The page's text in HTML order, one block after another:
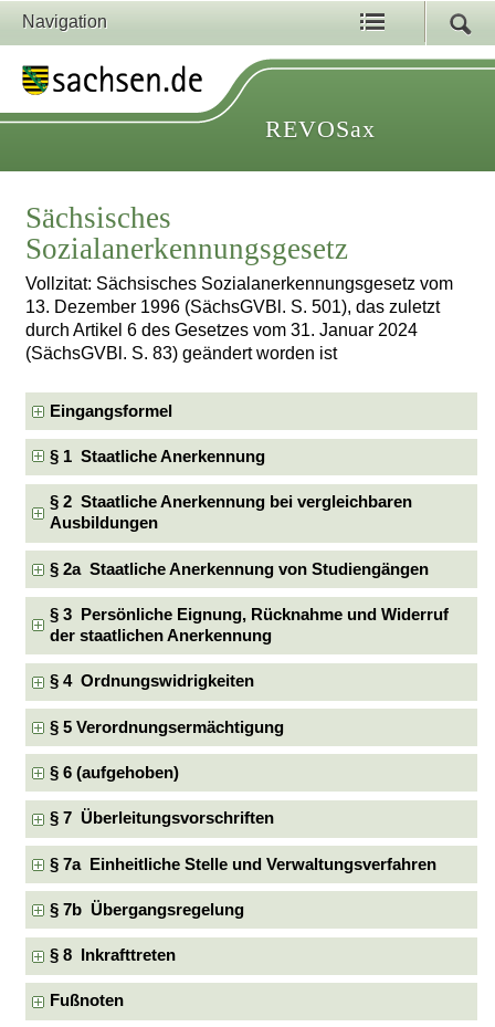
Navigation
REVOSax
Sächsisches
Sozialanerkennungsgesetz
Vollzitat: Sächsisches Sozialanerkennungsgesetz vom
13. Dezember 1996 (SächsGVBl. S. 501), das zuletzt
durch Artikel 6 des Gesetzes vom 31. Januar 2024
(SächsGVBl. S. 83) geändert worden ist
Eingangsformel
§ 1 Staatliche Anerkennung
§ 2 Staatliche Anerkennung bei vergleichbaren
Ausbildungen
§ 2a Staatliche Anerkennung von Studiengängen
§ 3 Persönliche Eignung, Rücknahme und Widerruf
der staatlichen Anerkennung
§ 4 Ordnungswidrigkeiten
§ 5 Verordnungsermächtigung
§ 6 (aufgehoben)
§ 7 Überleitungsvorschriften
§ 7a Einheitliche Stelle und Verwaltungsverfahren
§ 7b Übergangsregelung
§ 8 Inkrafttreten
Fußnoten